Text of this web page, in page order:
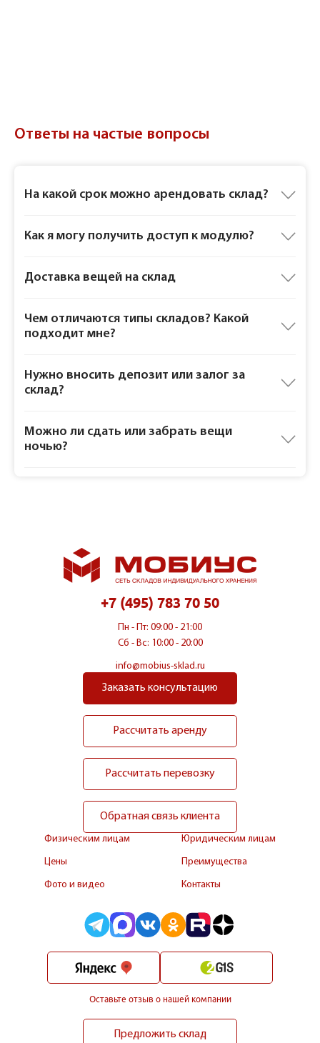
Ответы на частые вопросы
На какой срок можно арендовать склад?
Как я могу получить доступ к модулю?
Доставка вещей на склад
Чем отличаются типы складов? Какой
подходит мне?
Нужно вносить депозит или залог за
склад?
Можно ли сдать или забрать вещи
ночью?
+7 (495) 783 70 50
Пн - Пт: 09:00 - 21:00
Сб - Вс: 10:00 - 20:00
info@mobius-sklad.ru
Физическим лицам Юридическим лицам
Цены Преимущества
Фото и видео Контакты
Оставьте отзыв о нашей компании
Предложить склад
Заказать консультацию
Рассчитать аренду
Рассчитать перевозку
Обратная связь клиента